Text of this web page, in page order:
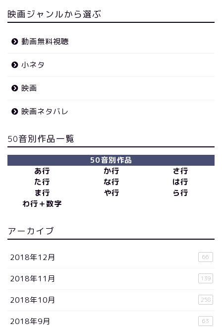
映画ジャンルから選ぶ
動画無料視聴
小ネタ
映画
映画ネタバレ
50音別作品一覧
50音別作品
あ行
か行
さ行
た行
な行
は行
ま行
や行
ら行
わ行＋数字
アーカイブ
2018年12月 66
2018年11月 139
2018年10月 258
2018年9月 63